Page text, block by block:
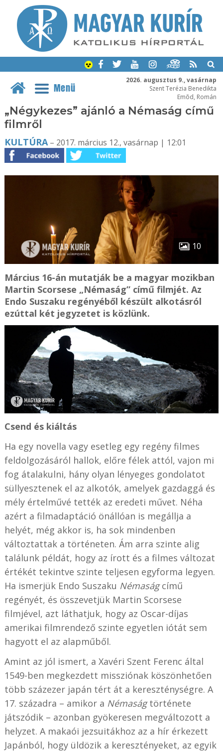
2026. augusztus 9., vasárnap
Szent Terézia Benedikta
Emõd, Román
Menü
„Négykezes” ajánló a Némaság című
filmről
KULTÚRA– 2017. március 12., vasárnap | 12:01
10
Március 16-án mutatják be a magyar mozikban
Martin Scorsese „Némaság” című filmjét. Az
Endo Suszaku regényéből készült alkotásról
ezúttal két jegyzetet is közlünk.
Csend és kiáltás
Ha egy novella vagy esetleg egy regény filmes
feldolgozásáról hallok, előre félek attól, vajon mi
fog átalakulni, hány olyan lényeges gondolatot
süllyesztenek el az alkotók, amelyek gazdaggá és
mély értelművé tették az eredeti művet. Néha
azért a filmadaptáció önállóan is megállja a
helyét, még akkor is, ha sok mindenben
változtattak a történeten. Ám arra szinte alig
találunk példát, hogy az írott és a filmes változat
értékét tekintve szinte teljesen egyforma legyen.
Ha ismerjük Endo Suszaku Némaságcímű
regényét, és összevetjük Martin Scorsese
filmjével, azt láthatjuk, hogy az Oscar-díjas
amerikai filmrendező szinte egyetlen iótát sem
hagyott el az alapműből.
Amint az jól ismert, a Xavéri Szent Ferenc által
1549-ben megkezdett missziónak köszönhetően
több százezer japán tért át a kereszténységre. A
17. századra – amikor a Némaságtörténete
játszódik – azonban gyökeresen megváltozott a
helyzet. A makaói jezsuitákhoz az a hír érkezett
Japánból, hogy üldözik a keresztényeket, az egyik